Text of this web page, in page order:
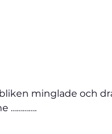
minglade och
………….